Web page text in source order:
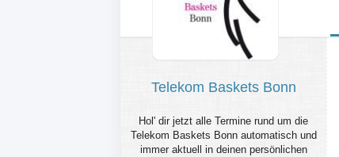
Telekom Baskets Bonn
Hol' dir jetzt alle Termine rund um die
Telekom Baskets Bonn automatisch und
immer aktuell in deinen persönlichen